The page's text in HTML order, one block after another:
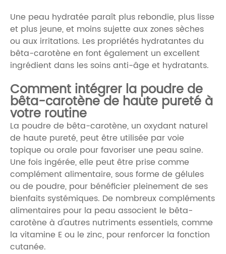
Une peau hydratée paraît plus rebondie, plus lisse
et plus jeune, et moins sujette aux zones sèches
ou aux irritations. Les propriétés hydratantes du
bêta-carotène en font également un excellent
ingrédient dans les soins anti-âge et hydratants.
Comment intégrer la poudre de
bêta-carotène de haute pureté à
votre routine
La poudre de bêta-carotène, un oxydant naturel
de haute pureté, peut être utilisée par voie
topique ou orale pour favoriser une peau saine.
Une fois ingérée, elle peut être prise comme
complément alimentaire, sous forme de gélules
ou de poudre, pour bénéficier pleinement de ses
bienfaits systémiques. De nombreux compléments
alimentaires pour la peau associent le bêta-
carotène à d'autres nutriments essentiels, comme
la vitamine E ou le zinc, pour renforcer la fonction
cutanée.